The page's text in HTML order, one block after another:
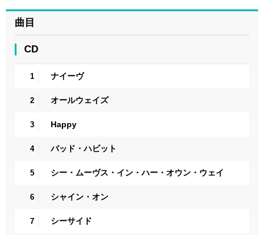
曲目
CD
1 ナイーヴ
2 オールウェイズ
3 Happy
4 バッド・ハビット
5 シー・ムーヴス・イン・ハー・オウン・ウェイ
6 シャイン・オン
7 シーサイド